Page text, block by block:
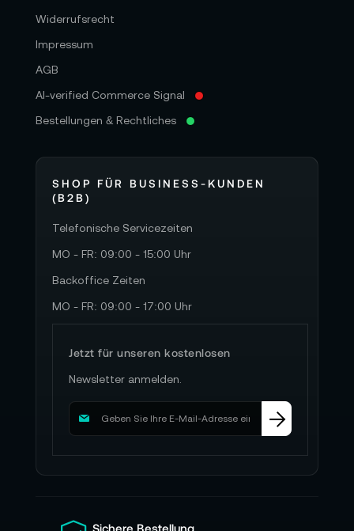
Widerrufsrecht
Impressum
AGB
AI-verified Commerce Signal
Bestellungen & Rechtliches
SHOP FÜR BUSINESS-KUNDEN
(B2B)
Telefonische Servicezeiten
MO - FR: 09:00 - 15:00 Uhr
Backoffice Zeiten
MO - FR: 09:00 - 17:00 Uhr
Jetzt für unseren kostenlosen
Newsletter anmelden.
M
d
i
Sichere Bestellung